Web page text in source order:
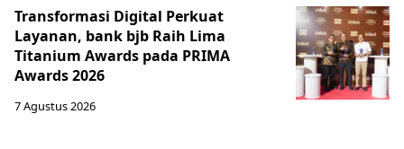
Transformasi Digital Perkuat
Layanan, bank bjb Raih Lima
Titanium Awards pada PRIMA
Awards 2026
7 Agustus 2026